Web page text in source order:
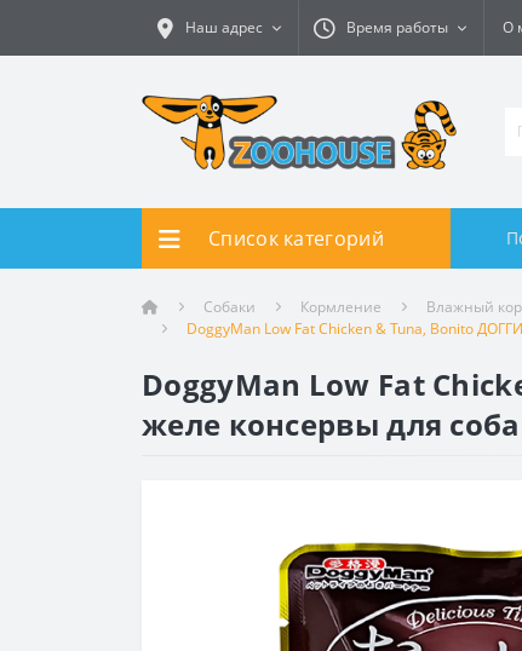
Наш адрес Время работы О
Список категорий
Собаки Кормление
Влажный
DoggyMan Low Fat Chicken & Tuna, Bonito
DoggyMan Low Fat
желе консервы для